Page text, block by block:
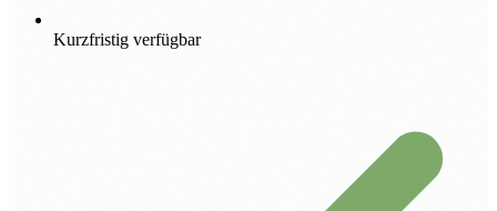
Kurzfristig verfügbar